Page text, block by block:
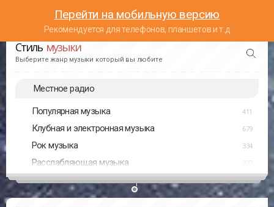
Перейти на мобильную версию
Рекомендуется для телефонов, планшетов и т.д
Стиль музыки
Выберите жанр музыки который вы любите
Местное радио
Популярная музыка 411
Клубная и электронная музыка 679
Рок музыка 334
Расслабляющая музыка